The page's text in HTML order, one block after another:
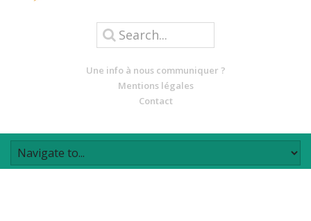
Une info à nous communiquer ?
Mentions légales
Contact